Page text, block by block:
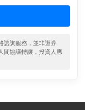
諮詢服務，並非證券
間協議轉讓，投資人應